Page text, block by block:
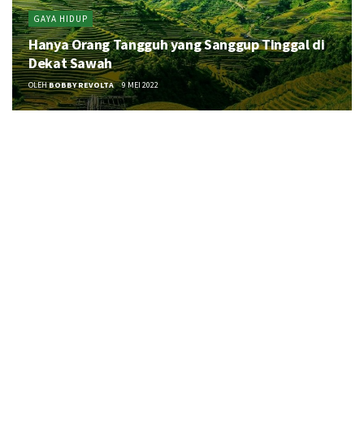
GAYA HIDUP
Hanya Orang Tangguh yang Sanggup Tinggal di
Dekat Sawah
OLEHBOBBY REVOLTA 9 MEI 2022